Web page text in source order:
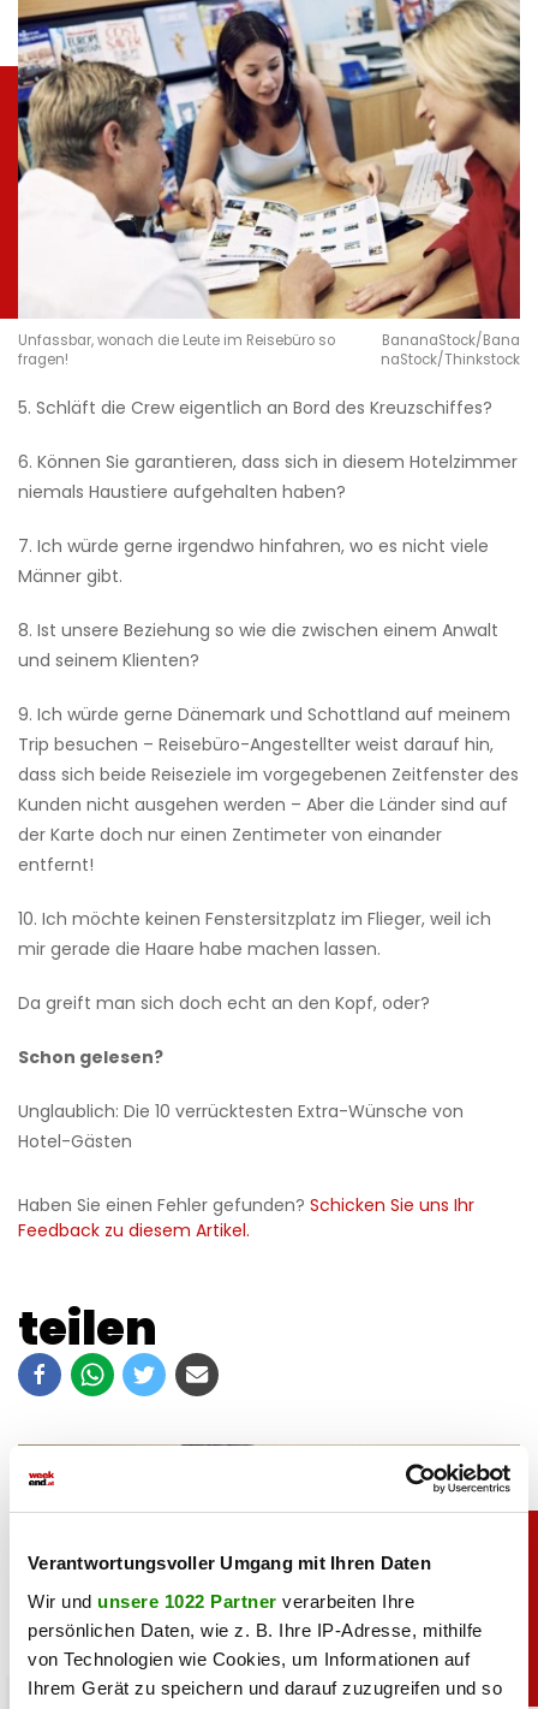
Verantwortungsvoller Umgang mit Ihren Daten
Wir und unsere 1022 Partner verarbeiten Ihre
persönlichen Daten, wie z. B. Ihre IP-Adresse, mithilfe
von Technologien wie Cookies, um Informationen auf
Ihrem Gerät zu speichern und darauf zuzugreifen und so
Unfassbar, wonach die Leute im Reisebüro so
fragen!
BananaStock/Bana
naStock/Thinkstock
5. Schläft die Crew eigentlich an Bord des Kreuzschiffes?
6. Können Sie garantieren, dass sich in diesem Hotelzimmer
niemals Haustiere aufgehalten haben?
7. Ich würde gerne irgendwo hinfahren, wo es nicht viele
Männer gibt.
8. Ist unsere Beziehung so wie die zwischen einem Anwalt
und seinem Klienten?
9. Ich würde gerne Dänemark und Schottland auf meinem
Trip besuchen – Reisebüro-Angestellter weist darauf hin,
dass sich beide Reiseziele im vorgegebenen Zeitfenster des
Kunden nicht ausgehen werden – Aber die Länder sind auf
der Karte doch nur einen Zentimeter von einander
entfernt!
10. Ich möchte keinen Fenstersitzplatz im Flieger, weil ich
mir gerade die Haare habe machen lassen.
Da greift man sich doch echt an den Kopf, oder?
Schon gelesen?
Unglaublich: Die 10 verrücktesten Extra-Wünsche von
Hotel-Gästen
Haben Sie einen Fehler gefunden? Schicken Sie uns Ihr
Feedback zu diesem Artikel.
teilen
chronik